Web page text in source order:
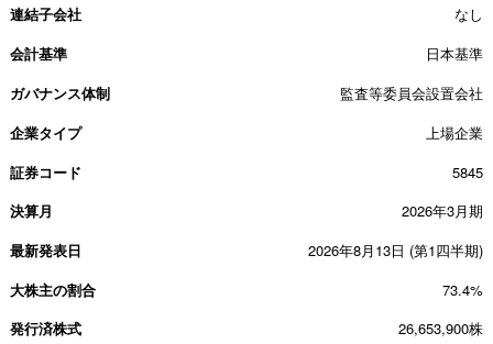
連結子会社
なし
会計基準
日本基準
ガバナンス体制
監査等委員会設置会社
企業タイプ
上場企業
証券コード
5845
決算月
2026年3月期
最新発表日
2026年8月13日 (第1四半期)
大株主の割合
73.4%
発行済株式
26,653,900株